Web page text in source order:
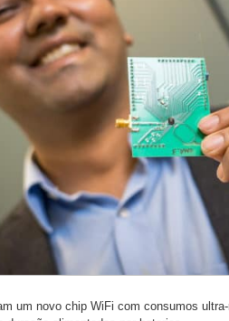
um novo chip WiFi com consumos